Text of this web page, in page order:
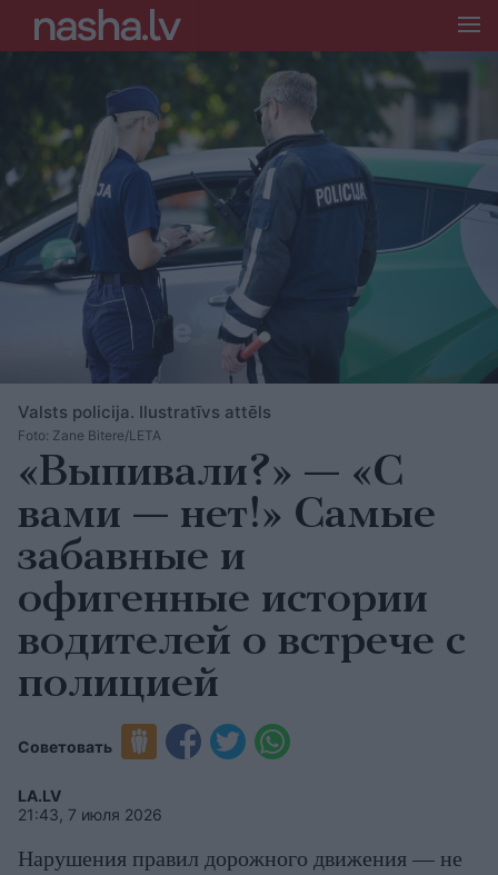
Valsts policija. Ilustratīvs attēls
Foto: Zane Bitere/LETA
«Выпивали?» — «С
вами — нет!» Самые
забавные и
офигенные истории
водителей о встрече с
полицией
Советовать
LA.LV
21:43, 7 июля 2026
Нарушения правил дорожного движения — не